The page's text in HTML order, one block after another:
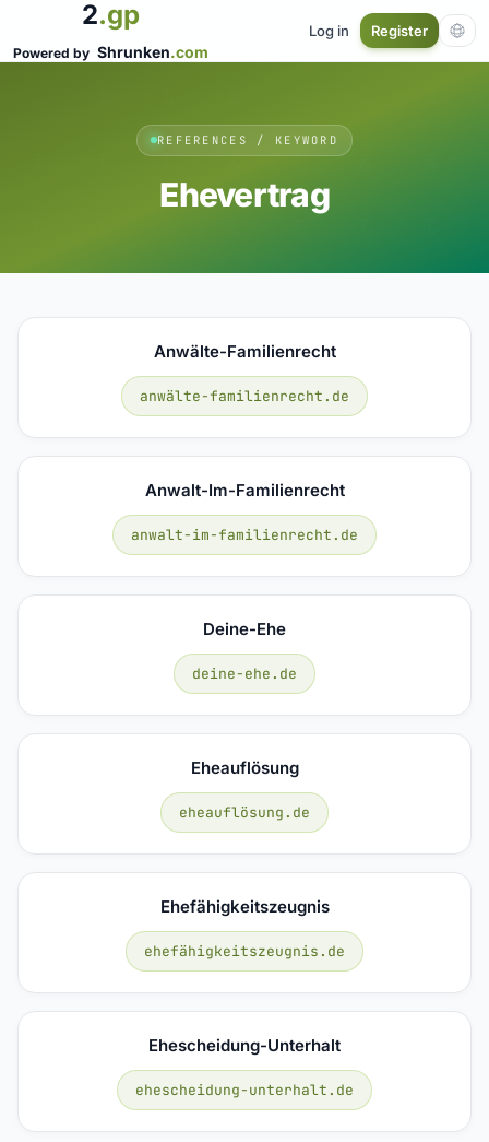
2.gp
Powered by Shrunken.com
Log in Register
REFERENCES / KEYWORD
Ehevertrag
Anwälte-Familienrecht
anwälte-familienrecht.de
Anwalt-Im-Familienrecht
anwalt-im-familienrecht.de
Deine-Ehe
deine-ehe.de
Eheauflösung
eheauflösung.de
Ehefähigkeitszeugnis
ehefähigkeitszeugnis.de
Ehescheidung-Unterhalt
ehescheidung-unterhalt.de